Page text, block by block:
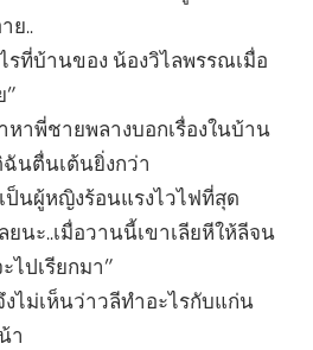
ย..
รที่บ้านของ น้องวิไลพรรณเมื่อ
หาพี่ชายพลางบอกเรื่องในบ้าน
นตื่นเต้นยิ่งกว่า
ป็นผู้หญิงร้อนแรงไวไฟที่สุด
ยนะ..เมื่อวานนี้เขาเลียหีให้ลีจน
ไปเรียกมา”
ไม่เห็นว่าวลีทำอะไรกับแก่น
า